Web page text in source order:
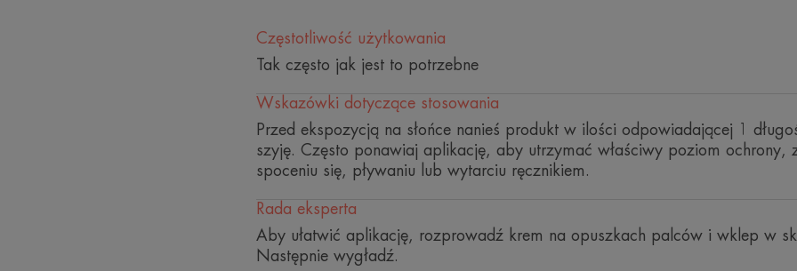
Częstotliwość użytkowania
Tak często jak jest to potrzebne
Wskazówki dotyczące stosowania
Przed ekspozycją na słońce nanieś produkt w ilości odpowiadającej 1
szyję. Często ponawiaj aplikację, aby utrzymać właściwy poziom ochrony,
spoceniu się, pływaniu lub wytarciu ręcznikiem.
Rada eksperta
Aby ułatwić aplikację, rozprowadź krem na opuszkach palców i wklep w
Następnie wygładź.